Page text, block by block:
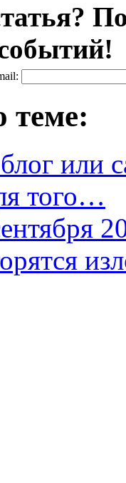
:
теме:
или
того…